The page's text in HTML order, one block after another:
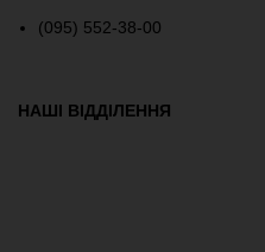
(095) 552-38-00
НАШІ ВІДДІЛЕННЯ